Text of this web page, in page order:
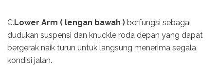
C. Lower Arm ( lengan bawah ) berfungsi sebagai
dudukan suspensi dan knuckle roda depan yang dapat
bergerak naik turun untuk langsung menerima segala
kondisi jalan.